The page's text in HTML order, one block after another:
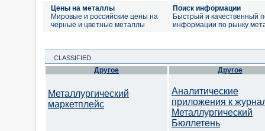
Цены на металлы
Мировые и российские цены на
черные и цветные металлы
Поиск информации
Быстрый и качественный
информации по рынку
CLASSIFIED
Другое
Металлургический
маркетплейс
Другое
Аналитические
приложения к
Металлургический
Бюллетень